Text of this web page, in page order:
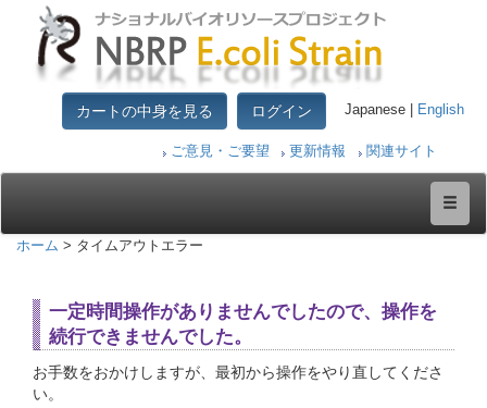
カートの中身を見る ログイン Japanese | English
ご意見・ご要望 更新情報 関連サイト
ホーム > タイムアウトエラー
一定時間操作がありませんでしたので、操作を
続行できませんでした。
お手数をおかけしますが、最初から操作をやり直してくださ
い。